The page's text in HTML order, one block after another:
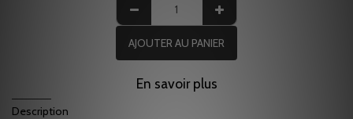
AJOUTER AU PANIER
En savoir plus
Description